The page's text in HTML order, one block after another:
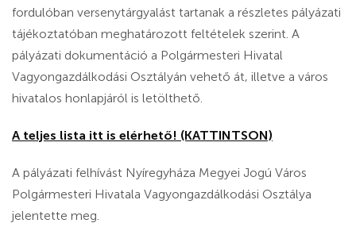
fordulóban versenytárgyalást tartanak a részletes pályázati
tájékoztatóban meghatározott feltételek szerint. A
pályázati dokumentáció a Polgármesteri Hivatal
Vagyongazdálkodási Osztályán vehető át, illetve a város
hivatalos honlapjáról is letölthető.
A teljes lista itt is elérhető! (KATTINTSON)
A pályázati felhívást Nyíregyháza Megyei Jogú Város
Polgármesteri Hivatala Vagyongazdálkodási Osztálya
jelentette meg.